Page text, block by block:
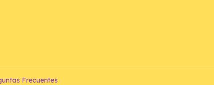
Frecuentes